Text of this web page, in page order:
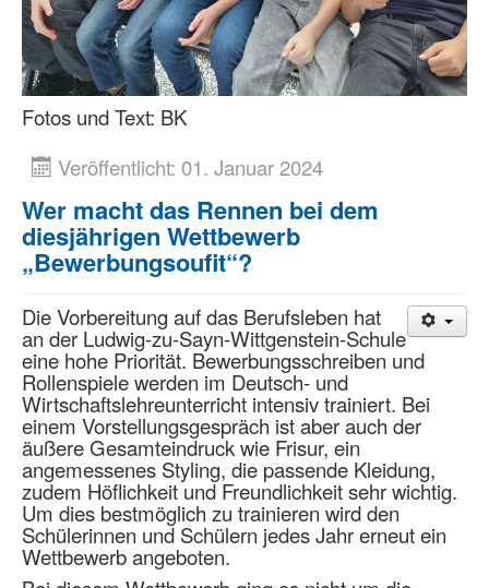
Fotos und Text: BK
Veröffentlicht: 01. Januar 2024
Wer macht das Rennen bei dem
diesjährigen Wettbewerb
„Bewerbungsoufit“?
Die Vorbereitung auf das Berufsleben hat
an der Ludwig-zu-Sayn-Wittgenstein-Schule
eine hohe Priorität. Bewerbungsschreiben und
Rollenspiele werden im Deutsch- und
Wirtschaftslehreunterricht intensiv trainiert. Bei
einem Vorstellungsgespräch ist aber auch der
äußere Gesamteindruck wie Frisur, ein
angemessenes Styling, die passende Kleidung,
zudem Höflichkeit und Freundlichkeit sehr wichtig.
Um dies bestmöglich zu trainieren wird den
Schülerinnen und Schülern jedes Jahr erneut ein
Wettbewerb angeboten.